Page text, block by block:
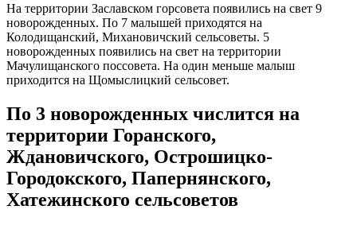
На территории Заславском горсовета появились на свет 9
новорожденных. По 7 малышей приходятся на
Колодищанский, Михановичский сельсоветы. 5
новорожденных появились на свет на территории
Мачулищанского поссовета. На один меньше малыш
приходится на Щомыслицкий сельсовет.
По 3 новорожденных числится на
территории Горанского,
Ждановичского, Острошицко-
Городокского, Папернянского,
Хатежинского сельсоветов